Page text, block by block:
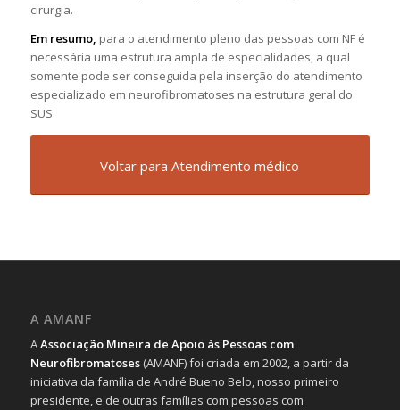
cirurgia.
Em resumo, para o atendimento pleno das pessoas com NF é
necessária uma estrutura ampla de especialidades, a qual
somente pode ser conseguida pela inserção do atendimento
especializado em neurofibromatoses na estrutura geral do
SUS.
Voltar para Atendimento médico
A AMANF
AAssociação Mineira de Apoio às Pessoas com
Neurofibromatoses(AMANF) foi criada em 2002, a partir da
iniciativa da família de André Bueno Belo, nosso primeiro
presidente, e de outras famílias com pessoas com